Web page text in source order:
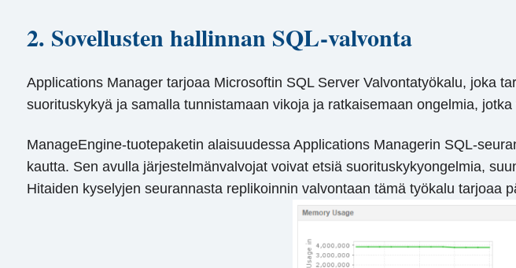
2. Sovellusten hallinnan SQL-valvonta
Applications Manager tarjoaa Microsoftin SQL Server Valvontatyökalu, joka
suorituskykyä ja samalla tunnistamaan vikoja ja ratkaisemaan ongelmia,
ManageEngine-tuotepaketin alaisuudessa Applications Managerin SQL-
kautta. Sen avulla järjestelmänvalvojat voivat etsiä suorituskykyongelmia,
Hitaiden kyselyjen seurannasta replikoinnin valvontaan tämä työkalu tarjoaa